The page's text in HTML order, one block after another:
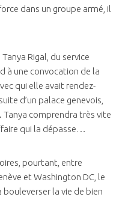
dans un groupe armé, il
Rigal, du service
à une convocation de la
qui elle avait rendez-
d’un palace genevois,
Tanya comprendra très vite
qui la dépasse…
pourtant, entre
et Washington DC, le
bouleverser la vie de bien